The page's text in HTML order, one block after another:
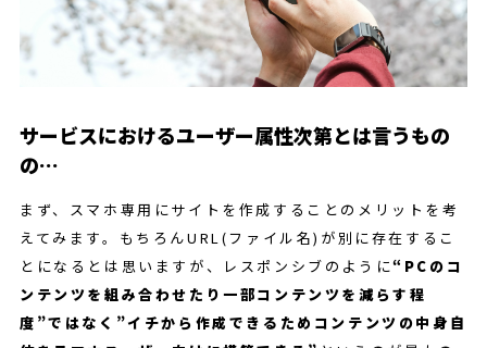
サービスにおけるユーザー属性次第とは言うもの
の…
まず、スマホ専用にサイトを作成することのメリットを考
えてみます。もちろんURL(ファイル名)が別に存在するこ
とになるとは思いますが、レスポンシブのように“PCのコ
ンテンツを組み合わせたり一部コンテンツを減らす程
度”ではなく”イチから作成できるためコンテンツの中身自